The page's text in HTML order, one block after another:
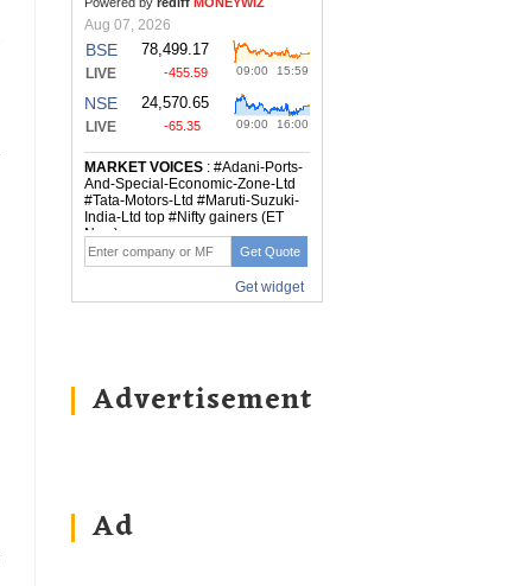
Advertisement
Ad